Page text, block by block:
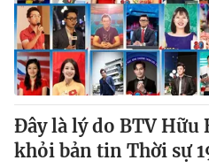
Tin tức
Thế giới đó đây
Câu chuyện quốc tế
Kinh tế
Tài chính
Thị trường
Góc doanh nghiệp
Dữ liệu và đời sống
Truyền hình
Đây là lý do BTV
khỏi bản tin Thời sự